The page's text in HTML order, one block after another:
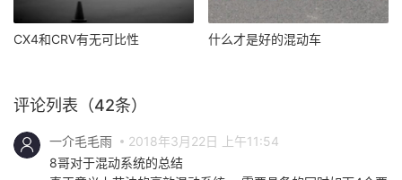
CX4和CRV有无可比性 什么才是好的混动车
评论列表（42条）
一介毛毛雨
2018年3月22日 上午11:54
8哥对于混动系统的总结